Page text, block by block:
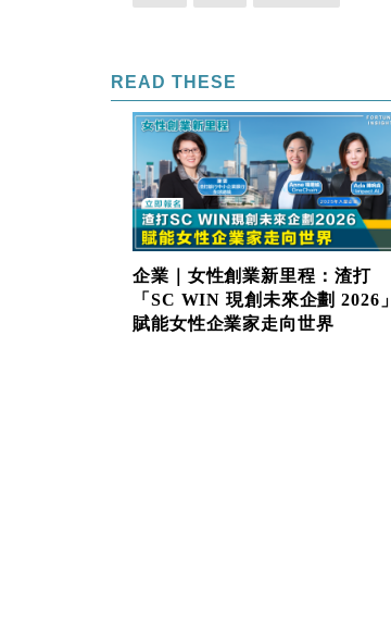
READ THESE
企業｜女性創業新里程：渣打
「SC WIN 現創未來企劃 2026」
賦能女性企業家走向世界